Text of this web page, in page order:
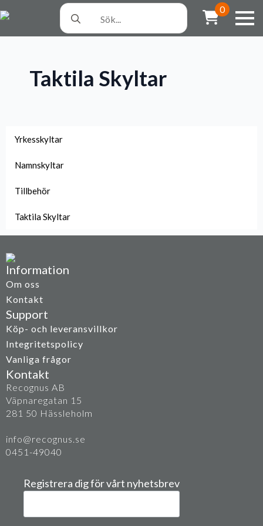
Search
for:
0
Taktila Skyltar
Yrkesskyltar
Namnskyltar
Tillbehör
Taktila Skyltar
Information
Om oss
Kontakt
Support
Köp- och leveransvillkor
Integritetspolicy
Vanliga frågor
Kontakt
Recognus AB
Väpnaregatan 15
281 50 Hässleholm
info@recognus.se
0451-49040
Registrera dig för vårt nyhetsbrev
E-